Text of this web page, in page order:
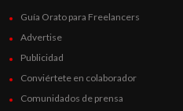
Guía Orato para Freelancers
Advertise
Publicidad
Conviértete en colaborador
Comunidados de prensa